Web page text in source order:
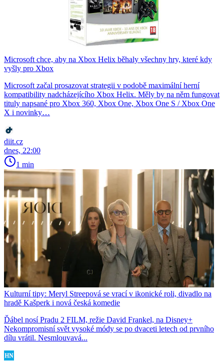
Microsoft chce, aby na Xbox Helix běhaly všechny hry, které kdy
vyšly pro Xbox
Microsoft začal prosazovat strategii v podobě maximální herní
kompatibility nadcházejícího Xbox Helix. Měly by na něm fungovat
tituly napsané pro Xbox 360, Xbox One, Xbox One S / Xbox One
X i novinky…
diit.cz
dnes, 22:00
1 min
Kulturní tipy: Meryl Streepová se vrací v ikonické roli, divadlo na
hradě Kašperk i nová česká komedie
Ďábel nosí Pradu 2 FILM, režie David Frankel, na Disney+
Nekompromisní svět vysoké módy se po dvaceti letech od prvního
dílu vrátil. Nesmlouvavá...